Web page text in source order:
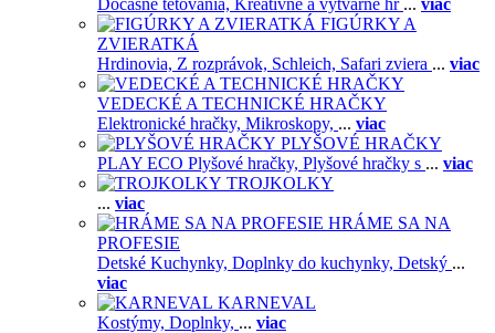
Dočasné tetovania, Kreatívne a výtvarné hr ... viac
FIGÚRKY A
ZVIERATKÁ
Hrdinovia, Z rozprávok, Schleich, Safari zviera ... viac
VEDECKÉ A TECHNICKÉ HRAČKY
Elektronické hračky, Mikroskopy, ... viac
PLYŠOVÉ HRAČKY
PLAY ECO Plyšové hračky, Plyšové hračky s ... viac
TROJKOLKY
... viac
HRÁME SA NA
PROFESIE
Detské Kuchynky, Doplnky do kuchynky, Detský ...
viac
KARNEVAL
Kostýmy, Doplnky, ... viac